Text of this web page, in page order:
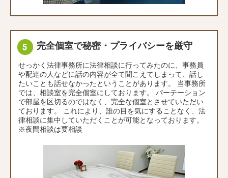
完全個室で秘密・プライバシーを厳守
せっかく法律事務所に法律相談に行ってみたのに、事務員
や配達の人などに話の内容が全て聞こえてしまって、話し
たいことも話せなかったということがあります。 当事務所
では、相談室を完全個室にしております。 パーテーション
で部屋を区切るのではなく、完全な個室とさせていただい
ております。 これにより、誰の目を気にすることなく、法
律相談に集中していただくことが可能となっております。
※夜間相談は要相談